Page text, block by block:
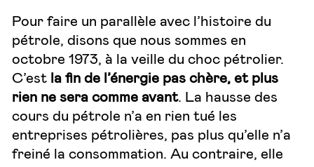
Pour faire un parallèle avec l’histoire du
pétrole, disons que nous sommes en
octobre 1973, à la veille du choc pétrolier.
C’est la fin de l’énergie pas chère, et plus
rien ne sera comme avant. La hausse des
cours du pétrole n’a en rien tué les
entreprises pétrolières, pas plus qu’elle n’a
freiné la consommation. Au contraire, elle